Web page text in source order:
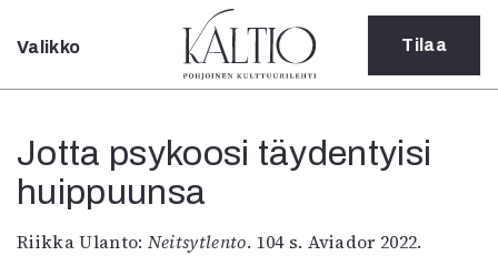
Sulje
Verkkoartikkeli
Tanssi
Valikko Tilaa
Jotta psykoosi täydentyisi
huippuunsa
Riikka Ulanto: Neitsytlento. 104 s. Aviador 2022.